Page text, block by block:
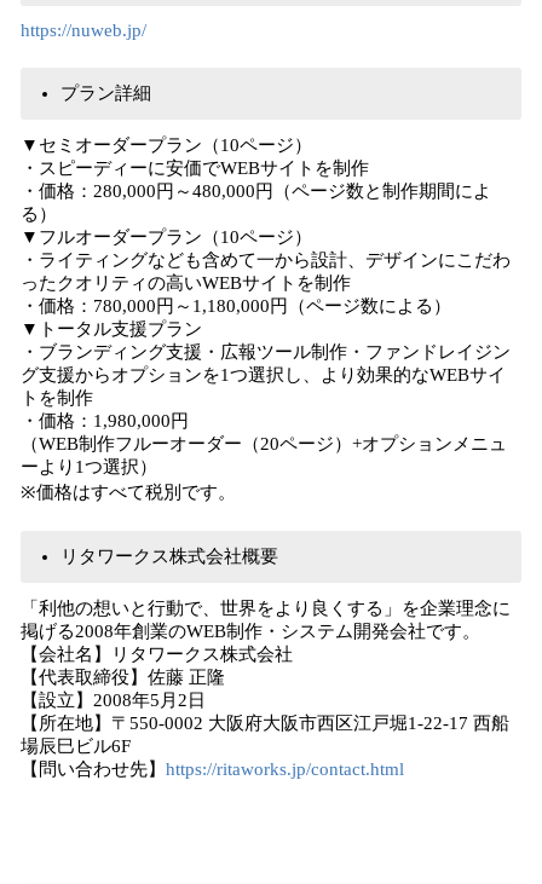
https://nuweb.jp/
プラン詳細
▼セミオーダープラン（10ページ）
・スピーディーに安価でWEBサイトを制作
・価格：280,000円～480,000円（ページ数と制作期間によ
る）
▼フルオーダープラン（10ページ）
・ライティングなども含めて一から設計、デザインにこだわ
ったクオリティの高いWEBサイトを制作
・価格：780,000円～1,180,000円（ページ数による）
▼トータル支援プラン
・ブランディング支援・広報ツール制作・ファンドレイジン
グ支援からオプションを1つ選択し、より効果的なWEBサイ
トを制作
・価格：1,980,000円
（WEB制作フルーオーダー（20ページ）+オプションメニュ
ーより1つ選択）
※価格はすべて税別です。
リタワークス株式会社概要
「利他の想いと行動で、世界をより良くする」を企業理念に
掲げる2008年創業のWEB制作・システム開発会社です。
【会社名】リタワークス株式会社
【代表取締役】佐藤 正隆
【設立】2008年5月2日
【所在地】〒550-0002 大阪府大阪市西区江戸堀1-22-17 西船
場辰巳ビル6F
【問い合わせ先】 https://ritaworks.jp/contact.html